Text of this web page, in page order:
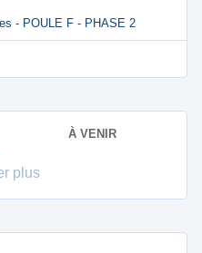
- POULE F - PHASE 2
À VENIR
plus